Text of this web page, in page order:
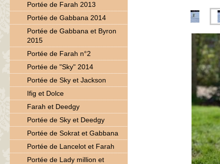
Portée de Farah 2013
Portée de Gabbana 2014
Portée de Gabbana et Byron
2015
Portée de Farah n°2
Portée de "Sky" 2014
Portée de Sky et Jackson
Ifig et Dolce
Farah et Deedgy
Portée de Sky et Deedgy
Portée de Sokrat et Gabbana
Portée de Lancelot et Farah
Portée de Lady million et